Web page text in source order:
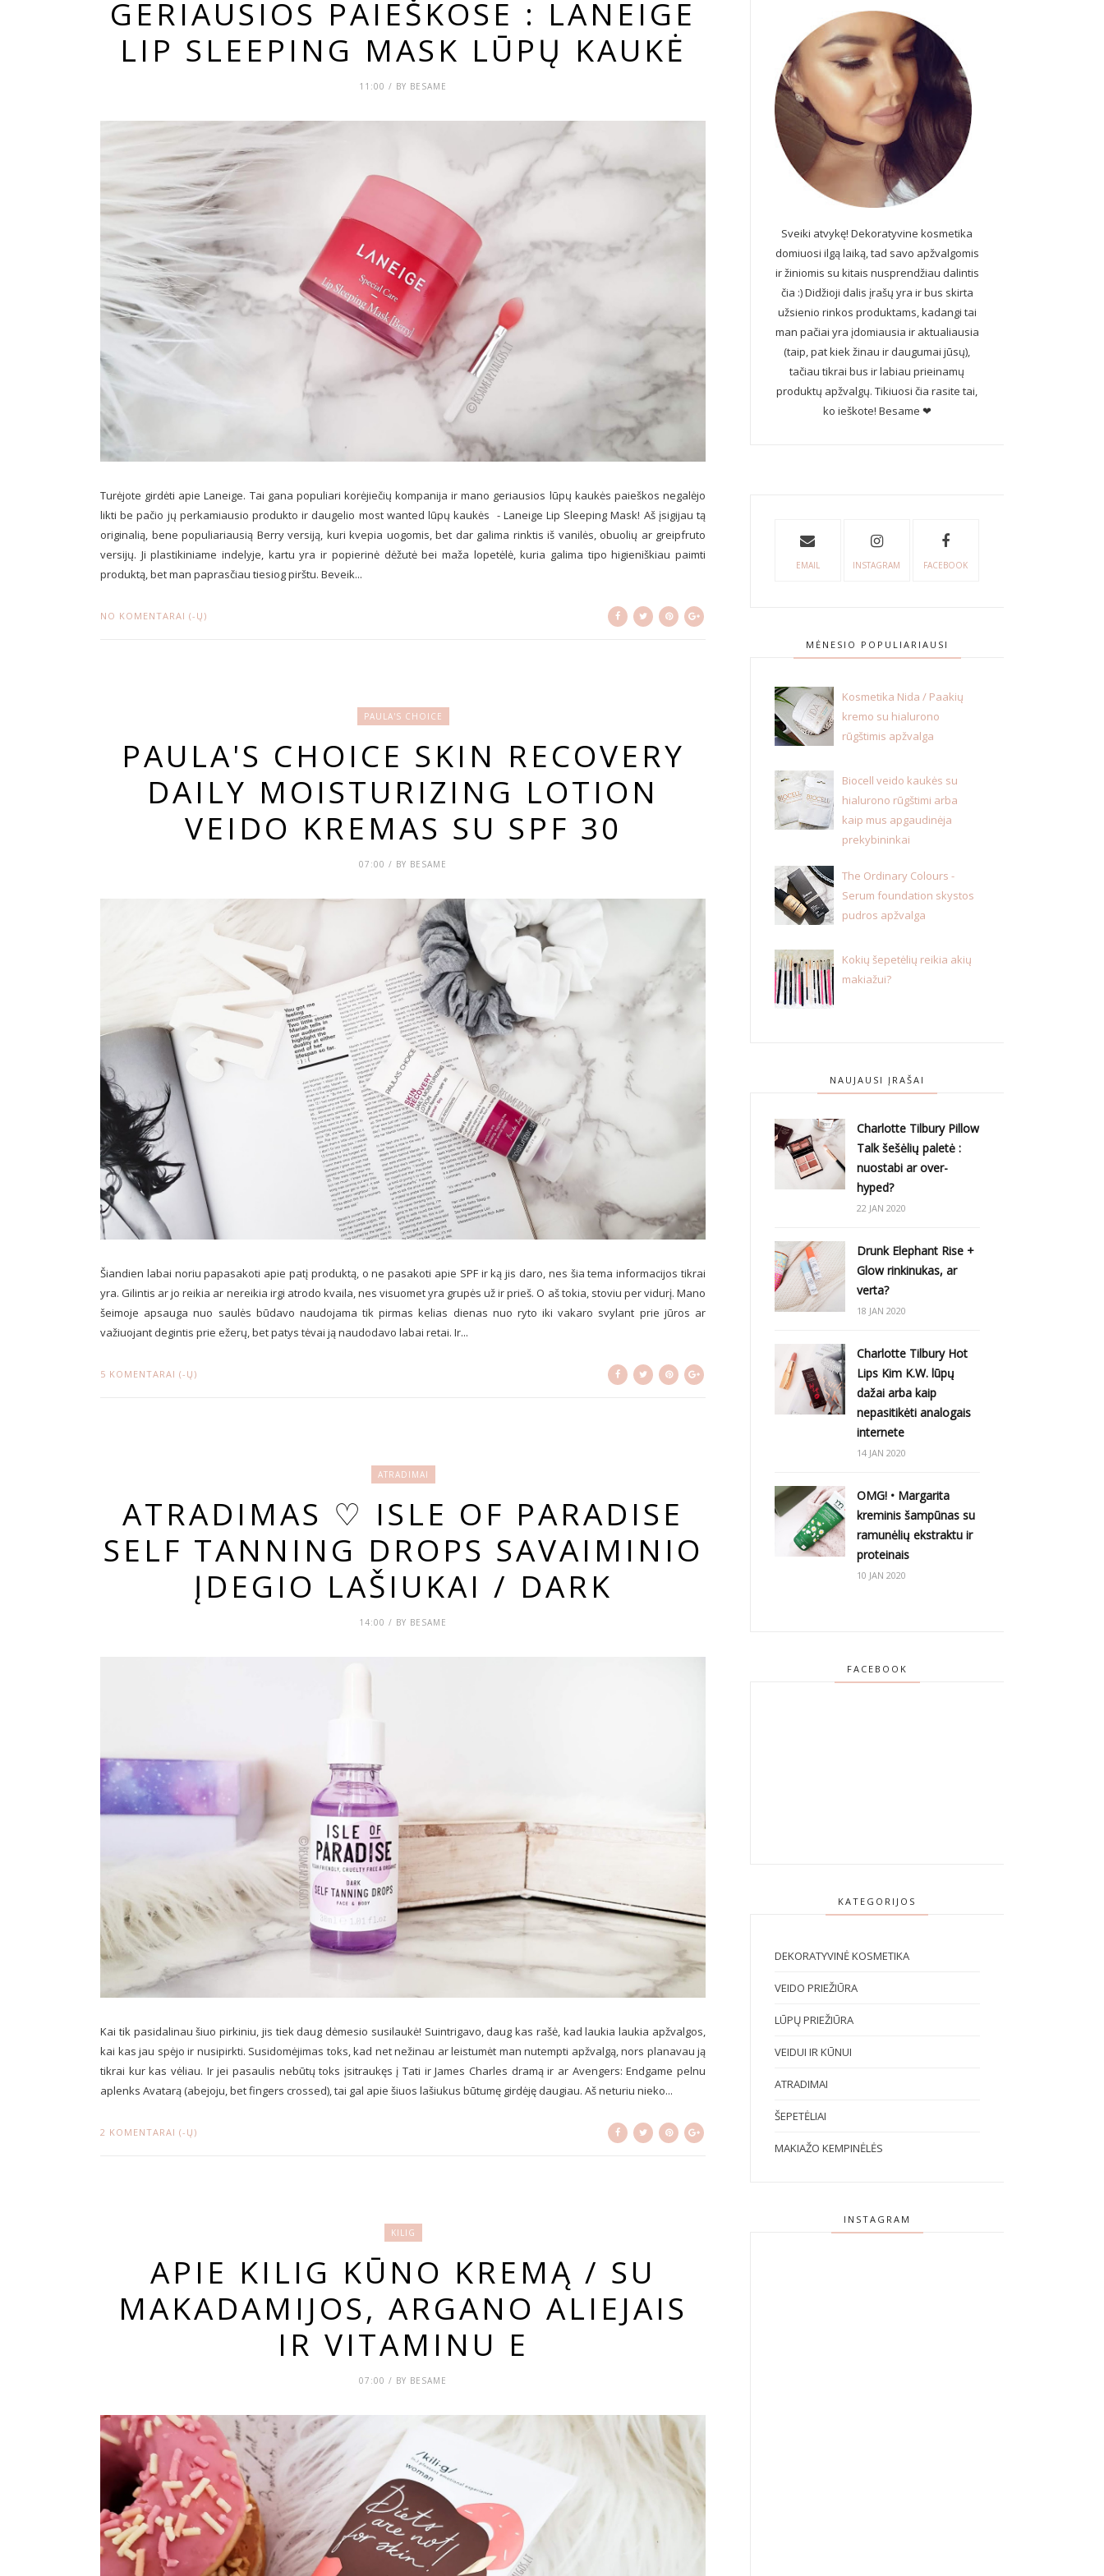
GERIAUSIOS PAIEŠKOSE : LANEIGE
LIP SLEEPING MASK LŪPŲ KAUKĖ
11:00 / BY BESAME
Turėjote girdėti apie Laneige. Tai gana populiari korėjiečių kompanija ir mano geriausios lūpų kaukės paieškos negalėjo
likti be pačio jų perkamiausio produkto ir daugelio most wanted lūpų kaukės - Laneige Lip Sleeping Mask! Aš įsigijau tą
originalią, bene populiariausią Berry versiją, kuri kvepia uogomis, bet dar galima rinktis iš vanilės, obuolių ar greipfruto
versijų. Ji plastikiniame indelyje, kartu yra ir popierinė dėžutė bei maža lopetėlė, kuria galima tipo higieniškiau paimti
produktą, bet man paprasčiau tiesiog pirštu. Beveik...
NO KOMENTARAI (-Ų)
PAULA'S CHOICE
PAULA'S CHOICE SKIN RECOVERY
DAILY MOISTURIZING LOTION
VEIDO KREMAS SU SPF 30
07:00 / BY BESAME
Šiandien labai noriu papasakoti apie patį produktą, o ne pasakoti apie SPF ir ką jis daro, nes šia tema informacijos tikrai
yra. Gilintis ar jo reikia ar nereikia irgi atrodo kvaila, nes visuomet yra grupės už ir prieš. O aš tokia, stoviu per vidurį. Mano
šeimoje apsauga nuo saulės būdavo naudojama tik pirmas kelias dienas nuo ryto iki vakaro svylant prie jūros ar
važiuojant degintis prie ežerų, bet patys tėvai ją naudodavo labai retai. Ir...
5 KOMENTARAI (-Ų)
ATRADIMAI
ATRADIMAS ♡ ISLE OF PARADISE
SELF TANNING DROPS SAVAIMINIO
ĮDEGIO LAŠIUKAI / DARK
14:00 / BY BESAME
Kai tik pasidalinau šiuo pirkiniu, jis tiek daug dėmesio susilaukė! Suintrigavo, daug kas rašė, kad laukia laukia apžvalgos,
kai kas jau spėjo ir nusipirkti. Susidomėjimas toks, kad net nežinau ar leistumėt man nutempti apžvalgą, nors planavau ją
tikrai kur kas vėliau. Ir jei pasaulis nebūtų toks įsitraukęs į Tati ir James Charles dramą ir ar Avengers: Endgame pelnu
aplenks Avatarą (abejoju, bet fingers crossed), tai gal apie šiuos lašiukus būtumę girdėję daugiau. Aš neturiu nieko...
2 KOMENTARAI (-Ų)
KILIG
APIE KILIG KŪNO KREMĄ / SU
MAKADAMIJOS, ARGANO ALIEJAIS
IR VITAMINU E
07:00 / BY BESAME
Sveiki atvykę! Dekoratyvine kosmetika
domiuosi ilgą laiką, tad savo apžvalgomis
ir žiniomis su kitais nusprendžiau dalintis
čia :) Didžioji dalis įrašų yra ir bus skirta
užsienio rinkos produktams, kadangi tai
man pačiai yra įdomiausia ir aktualiausia
(taip, pat kiek žinau ir daugumai jūsų),
tačiau tikrai bus ir labiau prieinamų
produktų apžvalgų. Tikiuosi čia rasite tai,
ko ieškote! Besame ❤
EMAIL INSTAGRAM FACEBOOK
MĖNESIO POPULIARIAUSI
Kosmetika Nida / Paakių
kremo su hialurono
rūgštimis apžvalga
Biocell veido kaukės su
hialurono rūgštimi arba
kaip mus apgaudinėja
prekybininkai
The Ordinary Colours -
Serum foundation skystos
pudros apžvalga
Kokių šepetėlių reikia akių
makiažui?
NAUJAUSI ĮRAŠAI
Charlotte Tilbury Pillow
Talk šešėlių paletė :
nuostabi ar over-
hyped?
22 JAN 2020
Drunk Elephant Rise +
Glow rinkinukas, ar
verta?
18 JAN 2020
Charlotte Tilbury Hot
Lips Kim K.W. lūpų
dažai arba kaip
nepasitikėti analogais
internete
14 JAN 2020
OMG! • Margarita
kreminis šampūnas su
ramunėlių ekstraktu ir
proteinais
10 JAN 2020
FACEBOOK
KATEGORIJOS
DEKORATYVINĖ KOSMETIKA
VEIDO PRIEŽIŪRA
LŪPŲ PRIEŽIŪRA
VEIDUI IR KŪNUI
ATRADIMAI
ŠEPETĖLIAI
MAKIAŽO KEMPINĖLĖS
INSTAGRAM